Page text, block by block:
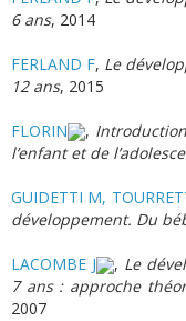
6 ans, 2014
FERLAND F, Le
12 ans, 2015
FLORIN ,
l’enfant et de
GUIDETTI M,
développement. Du
LACOMBE J , Le
7 ans : approche
2007